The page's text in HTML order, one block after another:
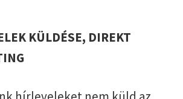
KÜLDÉSE, DIREKT